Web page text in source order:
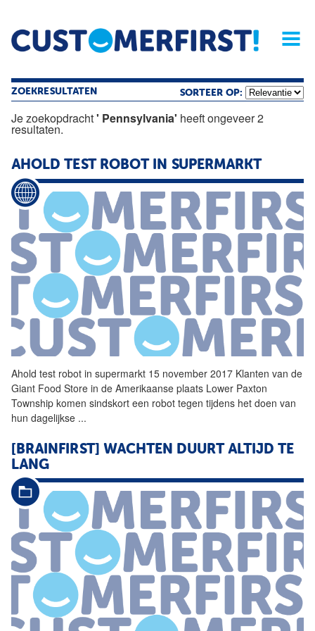
Home Opinie Archief
Magazine
ZOEKRESULTATEN SORTEER OP:
Je zoekopdracht' Pennsylvania' heeft ongeveer 2
resultaten.
AHOLD TEST ROBOT IN SUPERMARKT
Ahold test robot in supermarkt 15 november 2017 Klanten van de
Giant Food Store in de Amerikaanse plaats Lower Paxton
Township komen sindskort een robot tegen tijdens het doen van
hun dagelijkse ...
[BRAINFIRST] WACHTEN DUURT ALTIJD TE
LANG